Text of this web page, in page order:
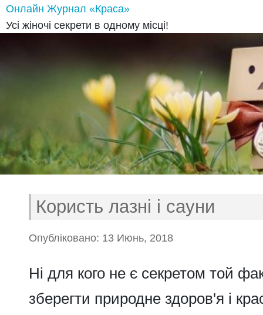
Онлайн Журнал «Краса»
Усі жіночі секрети в одному місці!
Користь лазні і сауни
Опубліковано: 13 Июнь, 2018
Ні для кого не є секретом той
зберегти природне здоров'я і